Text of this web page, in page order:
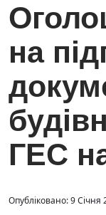
на
ГЕС
Опубліковано: 9 Січня